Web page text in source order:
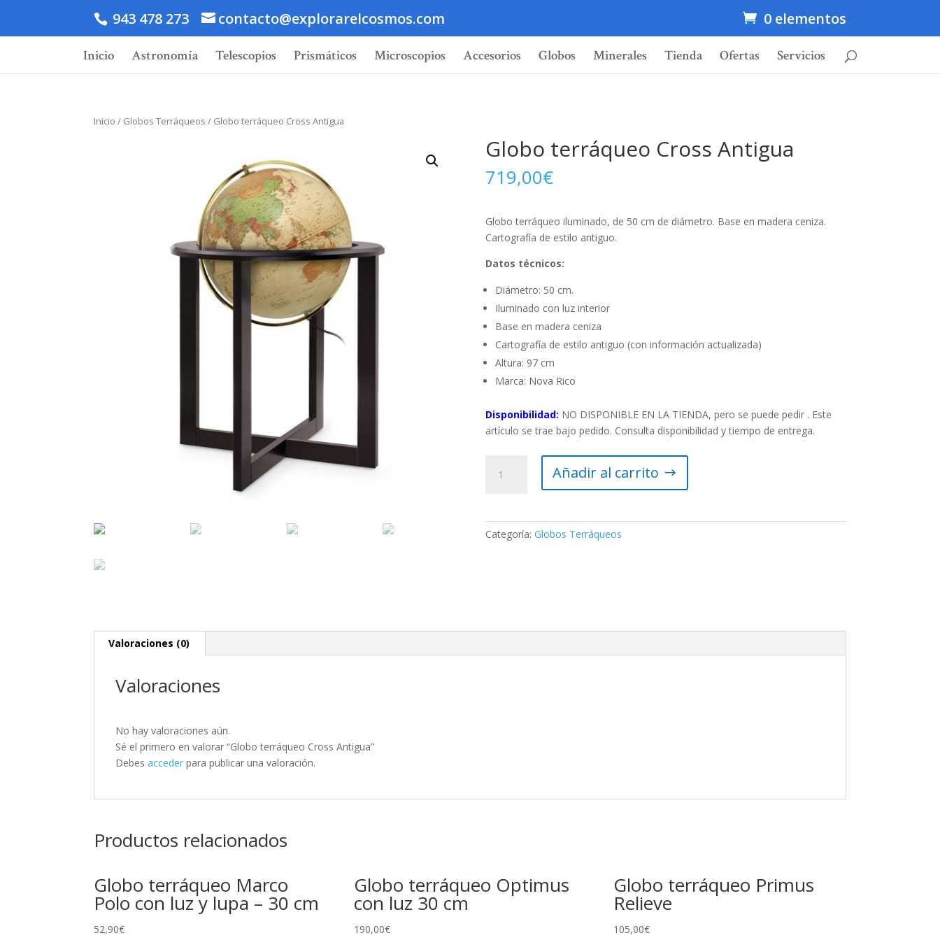
943 478 273 contacto@explorarelcosmos.com 0 elementos
Inicio Astronomía Telescopios Prismáticos Microscopios Accesorios Globos Minerales Tienda Ofertas Servicios
Inicio / Globos Terráqueos / Globo terráqueo Cross Antigua
Globo terráqueo Cross Antigua
719,00€
Globo terráqueo iluminado, de 50 cm de diámetro. Base en madera ceniza.
Cartografía de estilo antiguo.
Datos técnicos:
Diámetro: 50 cm.
Iluminado con luz interior
Base en madera ceniza
Cartografía de estilo antiguo (con información actualizada)
Altura: 97 cm
Marca: Nova Rico
Disponibilidad: NO DISPONIBLE EN LA TIENDA, pero se puede pedir . Este
artículo se trae bajo pedido. Consulta disponibilidad y tiempo de entrega.
terráqueo
cantidad
Añadir al carrito
Categoría: Globos Terráqueos
Valoraciones (0)
Valoraciones
No hay valoraciones aún.
Sé el primero en valorar “Globo terráqueo Cross Antigua”
Debesacceder para publicar una valoración.
Productos relacionados
Globo terráqueo Marco
Polo con luz y lupa – 30 cm
52,90€
Globo terráqueo Optimus
con luz 30 cm
190,00€
Globo terráqueo Primus
Relieve
105,00€